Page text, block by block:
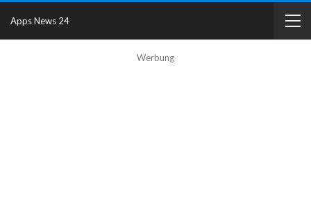
Werbung
Apps News 24